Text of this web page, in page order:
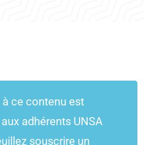
à ce contenu est
adhérents UNSA
souscrire un